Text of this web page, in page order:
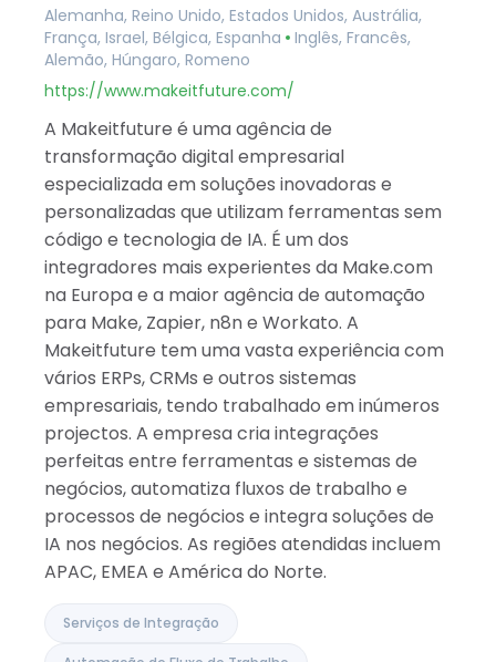
Alemanha, Reino Unido, Estados Unidos, Austrália,
França, Israel, Bélgica, Espanha
Inglês, Francês,
Alemão, Húngaro, Romeno
https://www.makeitfuture.com/
A Makeitfuture é uma agência de
transformação digital empresarial
especializada em soluções inovadoras e
personalizadas que utilizam ferramentas sem
código e tecnologia de IA. É um dos
integradores mais experientes da Make.com
na Europa e a maior agência de automação
para Make, Zapier, n8n e Workato. A
Makeitfuture tem uma vasta experiência com
vários ERPs, CRMs e outros sistemas
empresariais, tendo trabalhado em inúmeros
projectos. A empresa cria integrações
perfeitas entre ferramentas e sistemas de
negócios, automatiza fluxos de trabalho e
processos de negócios e integra soluções de
IA nos negócios. As regiões atendidas incluem
APAC, EMEA e América do Norte.
Serviços de Integração